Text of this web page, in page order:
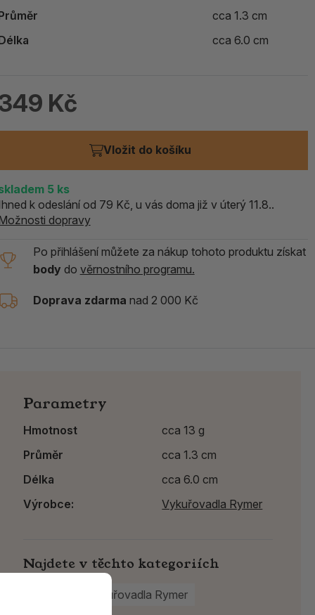
119 Kč
cca 1.3 cm
cca 6.0 cm
Kč
Vložit do košíku
5 ks
k odeslání od 79 Kč, u vás doma již v úterý 11.8..
dopravy
Po přihlášení můžete za nákup tohoto produktu získat
body do věrnostního programu.
Doprava zdarma nad 2 000 Kč
Parametry
Hmotnost
cca 13 g
Průměr
cca 1.3 cm
Délka
cca 6.0 cm
Výrobce:
Vykuřovadla Rymer
Najdete v těchto kategoriích
Vykuřovadla Rymer